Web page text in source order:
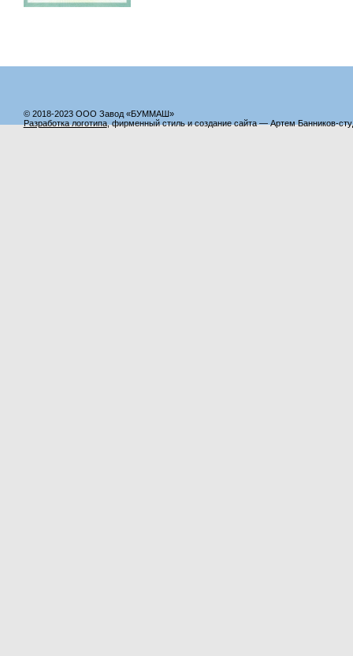
© 2018-2023 ООО Завод «БУММАШ»
Разработка логотипа, фирменный стиль и создание сайта — Артем Банников-